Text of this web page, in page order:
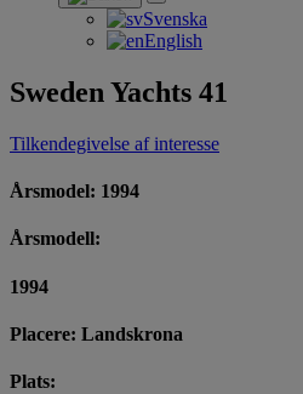
Svenska
English
Sweden Yachts 41
Tilkendegivelse af interesse
Årsmodel: 1994
Årsmodell:
1994
Placere: Landskrona
Plats: